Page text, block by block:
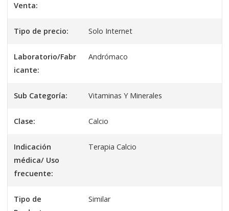
Venta:
Tipo de precio: Solo Internet
Laboratorio/Fabr
icante:
Andrómaco
Sub Categoría: Vitaminas Y Minerales
Clase: Calcio
Indicación
médica/ Uso
frecuente:
Terapia Calcio
Tipo de
Similar